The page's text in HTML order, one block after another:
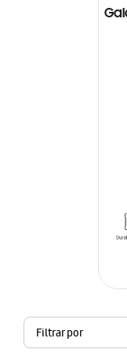
Filtrar por